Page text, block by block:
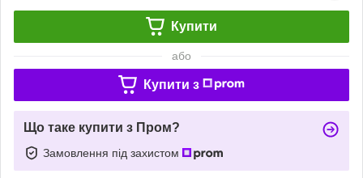
Купити
або
Купити з
Що таке купити з Пром?
Замовлення під захистом